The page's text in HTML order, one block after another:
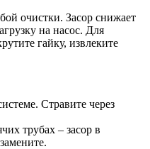
очистки. Засор снижает
на насос. Для
гайку, извлеките
Стравите через
трубах – засор в